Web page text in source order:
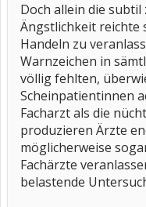
Doch allein die
Ängstlichkeit reichte
Handeln zu
Warnzeichen in
völlig fehlten,
Scheinpatientinnen
Facharzt als die
produzieren Ärzte
möglicherweise
Fachärzte
belastende